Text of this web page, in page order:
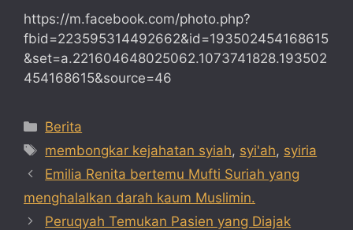
https://m.facebook.com/photo.php?
fbid=223595314492662&id=193502454168615
&set=a.221604648025062.1073741828.193502
454168615&source=46
Categories
Berita
Tags
membongkar kejahatan syiah, syi'ah, syiria
Emilia Renita bertemu Mufti Suriah yang
menghalalkan darah kaum Muslimin.
Peruqyah Temukan Pasien yang Diajak